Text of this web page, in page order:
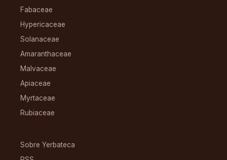
Fabaceae
Hypericaceae
Solanaceae
Amaranthaceae
Malvaceae
Apiaceae
Myrtaceae
Rubiaceae
Sobre Yerbateca